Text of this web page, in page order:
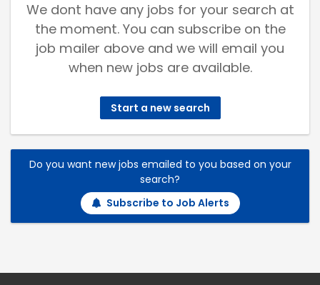
We dont have any jobs for your search at
the moment. You can subscribe on the
job mailer above and we will email you
when new jobs are available.
Start a new search
Do you want new jobs emailed to you based on your
search?
Subscribe to Job Alerts